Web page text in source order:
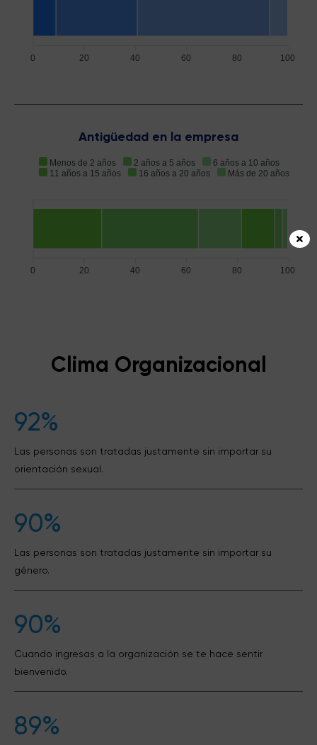
100
80
60
40
20
0
Antigüedad en la empresa
Menos de 2 años 2 años a 5 años
6 años a 10 años
11 años a 15 años
16 años a 20 años Más de 20 años
100
80
60
40
20
0
Clima Organizacional
92%
Las personas son tratadas justamente sin importar su
orientación sexual.
90%
Las personas son tratadas justamente sin importar su
género.
90%
Cuando ingresas a la organización se te hace sentir
bienvenido.
89%